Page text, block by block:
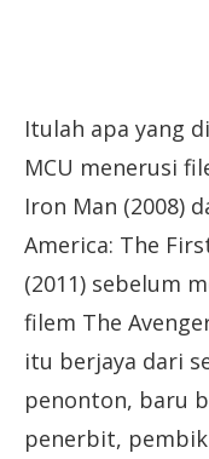
Itulah apa yang
MCU menerusi
Iron Man (2008)
America: The
(2011) sebelum
filem The
itu berjaya dari
penonton, baru
penerbit,